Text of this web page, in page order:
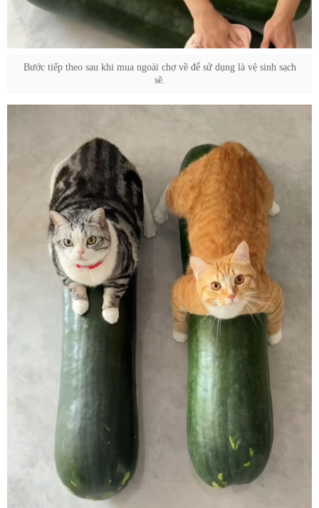
Bước tiếp theo sau khi mua ngoài chợ về để sử dụng là vệ sinh sạch
sẽ.